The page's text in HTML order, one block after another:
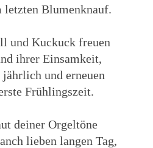
letzten Blumenknauf.
und Kuckuck freuen
ihrer Einsamkeit,
und erneuen
Frühlingszeit.
deiner Orgeltöne
lieben langen Tag,